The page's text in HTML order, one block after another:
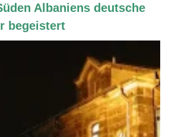
Albaniens deutsche
begeistert